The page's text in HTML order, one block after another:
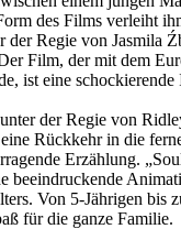
des Films verleiht
der Regie von Jasmila
Film, der mit dem
ist eine
der Regie von
Rückkehr in die
Erzählung.
beeindruckende
Von 5-Jährigen bis
für die ganze Familie.